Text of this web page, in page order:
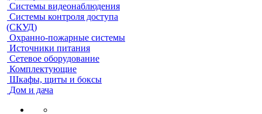
Системы видеонаблюдения
Системы контроля доступа
(СКУД)
Охранно-пожарные системы
Источники питания
Сетевое оборудование
Комплектующие
Шкафы, щиты и боксы
Дом и дача